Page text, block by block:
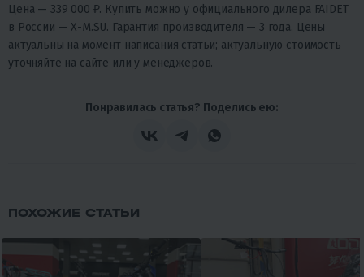
Цена — 339 000 ₽. Купить можно у официального дилера FAIDET
в России — X-M.SU. Гарантия производителя — 3 года. Цены
актуальны на момент написания статьи; актуальную стоимость
уточняйте на сайте или у менеджеров.
Понравилась статья? Поделись ею:
ПОХОЖИЕ СТАТЬИ